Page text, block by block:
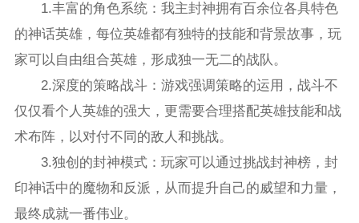
1.丰富的角色系统：我主封神拥有百余位各具特色
的神话英雄，每位英雄都有独特的技能和背景故事，玩
家可以自由组合英雄，形成独一无二的战队。
2.深度的策略战斗：游戏强调策略的运用，战斗不
仅仅看个人英雄的强大，更需要合理搭配英雄技能和战
术布阵，以对付不同的敌人和挑战。
3.独创的封神模式：玩家可以通过挑战封神榜，封
印神话中的魔物和反派，从而提升自己的威望和力量，
最终成就一番伟业。